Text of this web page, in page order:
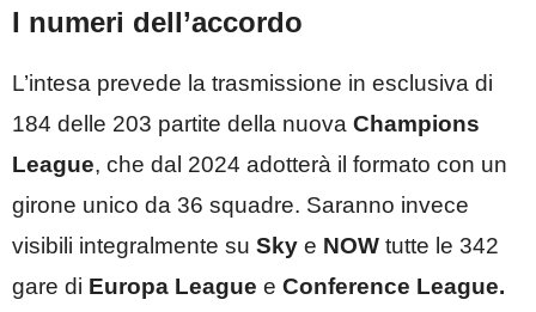
I numeri dell’accordo
L’intesa prevede la trasmissione in esclusiva di
184 delle 203 partite della nuova Champions
League, che dal 2024 adotterà il formato con un
girone unico da 36 squadre. Saranno invece
visibili integralmente su Sky e NOW tutte le 342
gare di Europa League e Conference League.